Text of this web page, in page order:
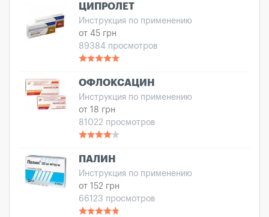
ЦИПРОЛЕТ
Инструкция по применению
от 45 грн
89384 просмотров
ОФЛОКСАЦИН
Инструкция по применению
от 18 грн
81022 просмотров
ПАЛИН
Инструкция по применению
от 152 грн
66123 просмотров